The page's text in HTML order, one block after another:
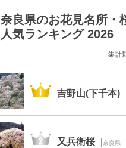
奈良県のお花見名所・
人気ランキング 2026
集計
1位
吉野山(下千本)
2位
又兵衛桜 奈良県